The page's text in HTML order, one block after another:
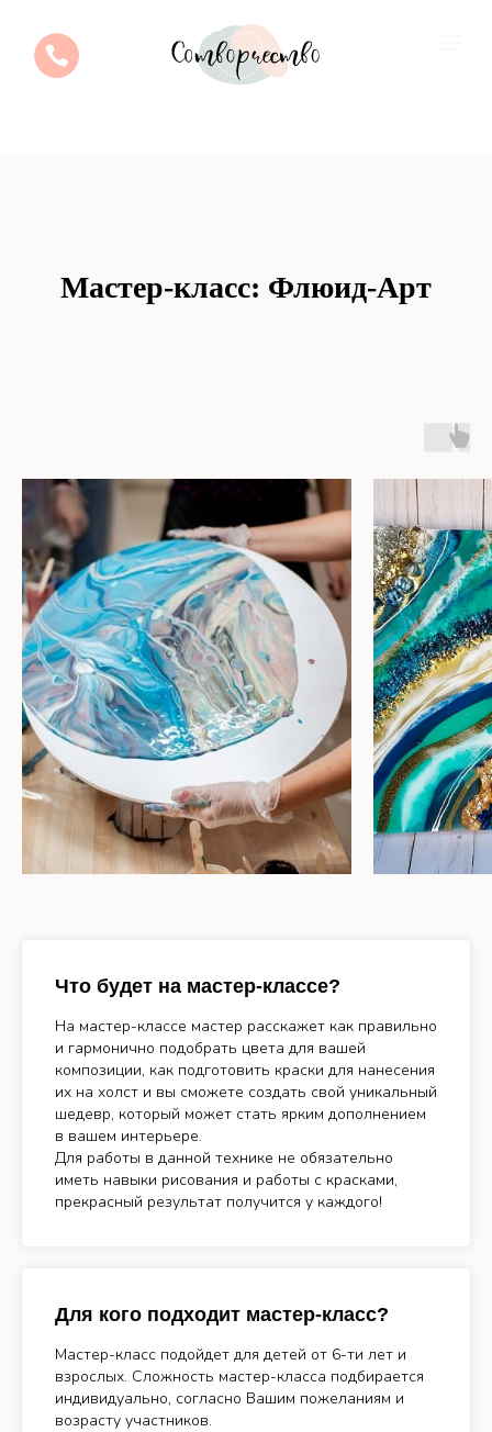
Мастер-класс: Флюид-Арт
Что будет на мастер-классе?
На мастер-классе мастер расскажет как правильно
и гармонично подобрать цвета для вашей
композиции, как подготовить краски для нанесения
их на холст и вы сможете создать свой уникальный
шедевр, который может стать ярким дополнением
в вашем интерьере.
Для работы в данной технике не обязательно
иметь навыки рисования и работы с красками,
прекрасный результат получится у каждого!
Для кого подходит мастер-класс?
Мастер-класс подойдет для детей от 6-ти лет и
взрослых. Сложность мастер-класса подбирается
индивидуально, согласно Вашим пожеланиям и
возрасту участников.